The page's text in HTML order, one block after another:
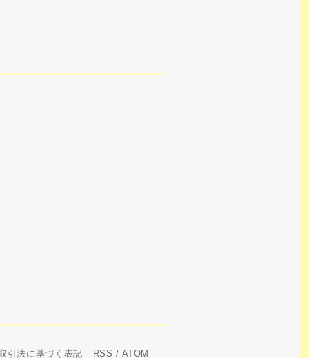
引法に基づく表記 RSS / ATOM